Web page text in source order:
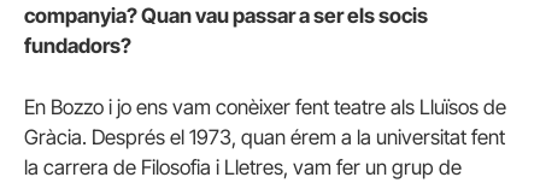
companyia? Quan vau passar a ser els socis
fundadors?
En Bozzo i jo ens vam conèixer fent teatre als Lluïsos de
Gràcia. Després el 1973, quan érem a la universitat fent
la carrera de Filosofia i Lletres, vam fer un grup de